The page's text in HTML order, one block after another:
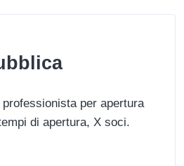
per apertura
di apertura, X soci.